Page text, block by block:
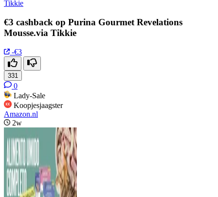
Tikkie
€3 cashback op Purina Gourmet Revelations
Mousse.via Tikkie
-€3
331
0
Lady-Sale
Koopjesjaagster
Amazon.nl
2w